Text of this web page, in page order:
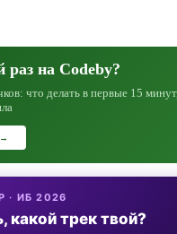
на Codeby?
что делать в первые 15
→
· ИБ 2026
какой трек твой?